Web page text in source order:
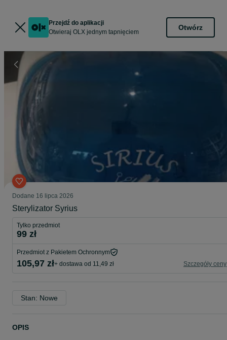
Przejdź do aplikacji
Otwieraj OLX jednym tapnięciem
Otwórz
Dodane 16 lipca 2026
Sterylizator Syrius
Tylko przedmiot
99 zł
Przedmiot z Pakietem Ochronnym
105,97 zł+ dostawa od 11,49 zł Szczegóły ceny
Stan: Nowe
OPIS